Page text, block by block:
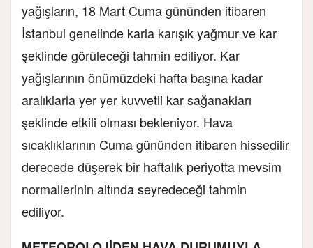
yağışların, 18 Mart Cuma gününden itibaren
İstanbul genelinde karla karışık yağmur ve kar
şeklinde görüleceği tahmin ediliyor. Kar
yağışlarının önümüzdeki hafta başına kadar
aralıklarla yer yer kuvvetli kar sağanakları
şeklinde etkili olması bekleniyor. Hava
sıcaklıklarının Cuma gününden itibaren hissedilir
derecede düşerek bir haftalık periyotta mevsim
normallerinin altında seyredeceği tahmin
ediliyor.